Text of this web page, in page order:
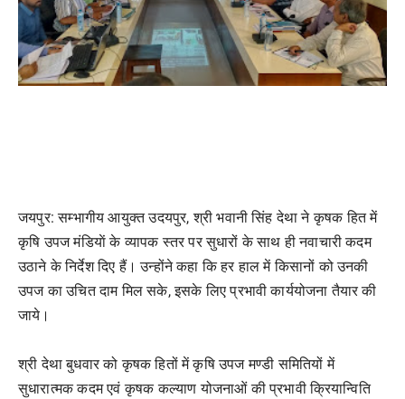
जयपुर: सम्भागीय आयुक्त उदयपुर, श्री भवानी सिंह देथा ने कृषक हित में
कृषि उपज मंडियाें के व्यापक स्तर पर सुधारों के साथ ही नवाचारी कदम
उठाने के निर्देश दिए हैं। उन्होंने कहा कि हर हाल में किसानों को उनकी
उपज का उचित दाम मिल सके, इसके लिए प्रभावी कार्ययोजना तैयार की
जाये।
श्री देथा बुधवार को कृषक हितों में कृषि उपज मण्डी समितियों में
सुधारात्मक कदम एवं कृषक कल्याण योजनाओं की प्रभावी क्रियान्विति